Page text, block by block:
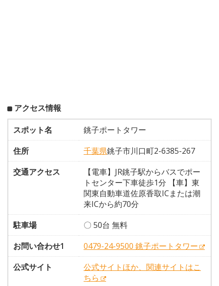
アクセス情報
スポット名
銚子ポートタワー
住所
千葉県銚子市川口町2-6385-267
交通アクセス
【電車】JR銚子駅からバスでポー
トセンター下車徒歩1分 【車】東
関東自動車道佐原香取ICまたは潮
来ICから約70分
駐車場
〇 50台 無料
お問い合わせ1
0479-24-9500 銚子ポートタワー
公式サイト
公式サイトほか、関連サイトはこ
ちら